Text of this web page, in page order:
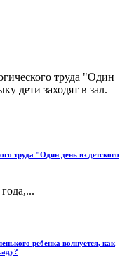
труда "Один
дети заходят в зал.
труда "Один день из детского
ребенка волнуется, как